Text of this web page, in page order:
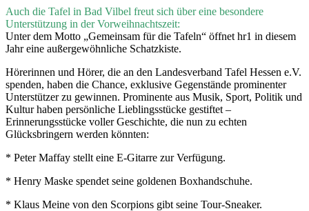
Auch die Tafel in Bad Vilbel freut sich über eine besondere
Unterstützung in der Vorweihnachtszeit:
Unter dem Motto „Gemeinsam für die Tafeln“ öffnet hr1 in diesem
Jahr eine außergewöhnliche Schatzkiste.
Hörerinnen und Hörer, die an den Landesverband Tafel Hessen e.V.
spenden, haben die Chance, exklusive Gegenstände prominenter
Unterstützer zu gewinnen. Prominente aus Musik, Sport, Politik und
Kultur haben persönliche Lieblingsstücke gestiftet –
Erinnerungsstücke voller Geschichte, die nun zu echten
Glücksbringern werden könnten:
* Peter Maffay stellt eine E-Gitarre zur Verfügung.
* Henry Maske spendet seine goldenen Boxhandschuhe.
* Klaus Meine von den Scorpions gibt seine Tour-Sneaker.